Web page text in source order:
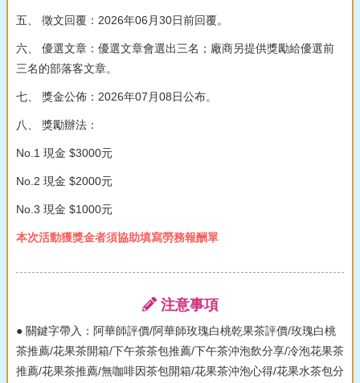
五、 徵文回覆：2026年06月30日前回覆。
六、 優選文章：優選文章會選出三名；廠商另提供獎勵給優選前
三名的部落客文章。
七、 獎金公佈：2026年07月08日公布。
八、 獎勵辦法：
No.1 現金 $3000元
No.2 現金 $2000元
No.3 現金 $1000元
本次活動獲獎金者須協助填寫勞務報酬單
注意事項
● 關鍵字帶入：阿華師評價/阿華師玫瑰白桃乾果茶評價/玫瑰白桃
茶推薦/花果茶開箱/下午茶茶包推薦/下午茶沖泡飲分享/冷泡花果茶
推薦/花果茶推薦/無咖啡因茶包開箱/花果茶沖泡心得/花果水茶包分